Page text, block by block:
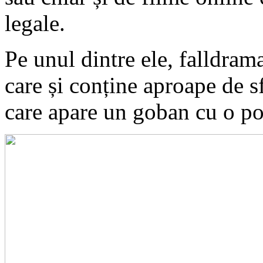
legale.
Pe unul dintre ele,
care și conține aproape de
care apare un goban cu o